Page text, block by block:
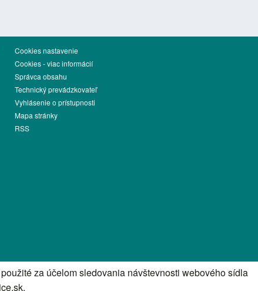
Cookies nastavenie
Cookies - viac informácií
Správca obsahu
Technický prevádzkovateľ
Vyhlásenie o prístupnosti
Mapa stránky
RSS
za účelom sledovania návštevnosti webového sídla